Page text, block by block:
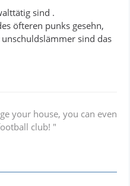
sind .
öfteren punks gesehn,
sind das
your house, you can even
club! "